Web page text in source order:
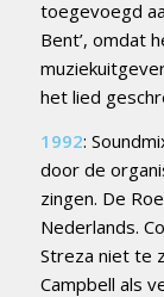
toegevoegd
Bent’, omdat
het lied
1992:
door de
zingen. De
Nederlands.
Streza niet te
Campbell als